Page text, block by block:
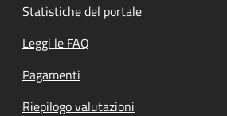
Statistiche del portale
Leggi le FAQ
Pagamenti
Riepilogo valutazioni